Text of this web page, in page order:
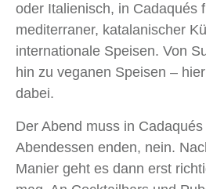
oder Italienisch, in Cadaqués
mediterraner, katalanischer
internationale Speisen. Von
hin zu veganen Speisen –
dabei.
Der Abend muss in
Abendessen enden, nein.
Manier geht es dann erst